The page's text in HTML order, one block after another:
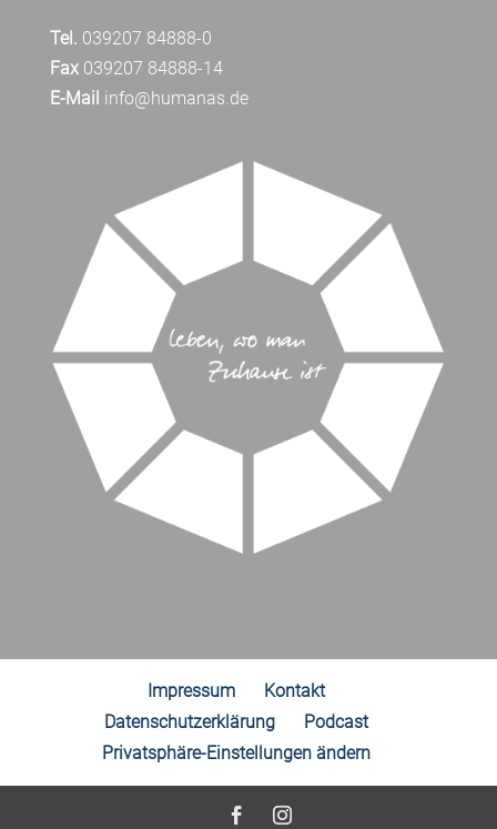
Tel. 039207 84888-0
Fax039207 84888-14
E-Mail info@humanas.de
Impressum
Kontakt
Datenschutzerklärung
Podcast
Privatsphäre-Einstellungen ändern